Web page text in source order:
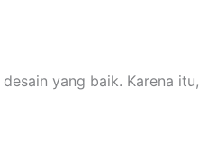
yang baik. Karena itu,